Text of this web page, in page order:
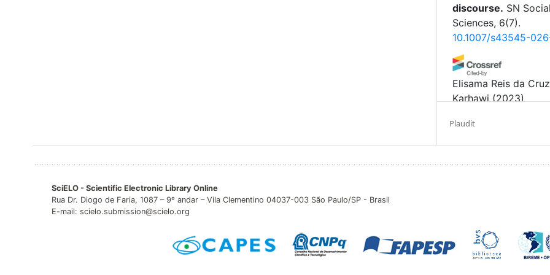
discourse. SN Social
Sciences, 6(7).
10.1007/s43545-
Elisama Reis da
Karhawi (2023)
Bolsonaro e a pós-
Animus. Revista
Cristina Teixeira
Melo, Paulo Roberto
Plaudit
SciELO - Scientific Electronic Library Online
Rua Dr. Diogo de Faria, 1087 – 9º andar – Vila Clementino 04037-003 São Paulo/SP - Brasil
E-mail: scielo.submission@scielo.org